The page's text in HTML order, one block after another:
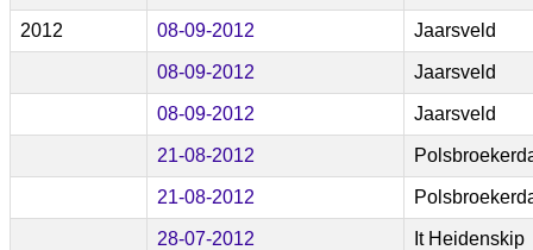
2012 08-09-2012 Jaarsveld
08-09-2012 Jaarsveld
08-09-2012 Jaarsveld
21-08-2012
21-08-2012
28-07-2012 It Heidenskip